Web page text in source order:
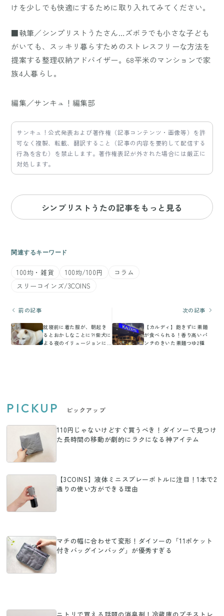
けを少しでも快適にするために取り入れてみてください。
■執筆／シンプリストうたさん…ズボラでも小さな子ども
がいても、スッキリ暮らすためのストレスフリーな方法を
提案する整理収納アドバイザー。68平米のマンションで家
族4人暮らし。
編集／サンキュ！編集部
サンキュ！公式発表および著作権（記事コンテンツ・画像等）を許
可なく複製、転載、翻訳すること（記事の内容を要約して配信する
行為を含む）を禁止します。著作権表記が外された場合には厳正に
対処します。
シンプリストうたの記事をもっと見る
関連するキーワード
100均・雑貨 100均/100円
コラム
スリーコインズ/3COINS
前の記事
就寝前に着た服が、朝起き
るとおかしなことに?!柴犬に
よる夜のイリュージョンに
次の記事
【カルディ】飽きずに素麺
が食べられる！香り高いパ
ンチのきいた素麺つゆ2種
PICKUP ピックアップ
110円じゃないけどすぐ買うべき！ダイソーで見つけ
た長時間の移動が劇的にラクになる神アイテム
【3COINS】液体ミニスプレーボトルに注目！1本で2
通りの使い方ができる理由
マチの幅に合わせて変形！ダイソーの「11ポケット
付きバッグインバッグ」が優秀すぎる